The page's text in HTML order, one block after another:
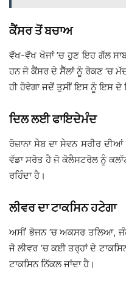
ਕੈਂਸਰ ਤੋਂ ਬਚਾਅ
ਵੱਖ-ਵੱਖ ਖੋਜਾਂ ’ਚ ਹੁਣ ਇਹ ਗੱਲ
ਹਨ ਜੋ ਕੈਂਸਰ ਦੇ ਸੈੱਲਾਂ ਨੂੰ ਰੋਕਣ ’ਚ
ਹੀ ਹੋਵੇਗਾ ਜਦੋਂ ਤੁਸੀਂ ਇਸ ਨੂੰ ਇਸ ਦੇ
ਦਿਲ ਲਈ ਫਾਇਦੇਮੰਦ
ਰੋਜ਼ਾਨਾ ਸੇਬ ਦਾ ਸੇਵਨ ਸਰੀਰ
ਵੱਡਾ ਸਰੋਤ ਹੈ ਜੋ ਕੋਲੈਸਟਰੋਲ ਨੂੰ
ਰਹਿੰਦਾ ਹੈ।
ਲੀਵਰ ਦਾ ਟਾਕਸਿਨ ਹਟੇਗਾ
ਅਸੀਂ ਭੋਜਨ ’ਚ ਅਕਸਰ ਤਲਿਆ,
ਜੋ ਲੀਵਰ ’ਚ ਕਈ ਤਰ੍ਹਾਂ ਦੇ
ਟਾਕਸਿਨ ਨਿੱਕਲ ਜਾਂਦਾ ਹੈ।